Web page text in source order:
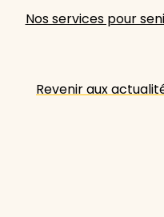
Nos services pour
Revenir aux